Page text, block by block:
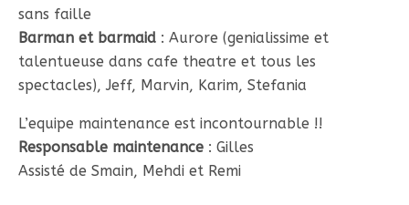
sans faille
Barman et barmaid : Aurore (genialissime et
talentueuse dans cafe theatre et tous les
spectacles), Jeff, Marvin, Karim, Stefania
L’equipe maintenance est incontournable !!
Responsable maintenance : Gilles
Assisté de Smain, Mehdi et Remi